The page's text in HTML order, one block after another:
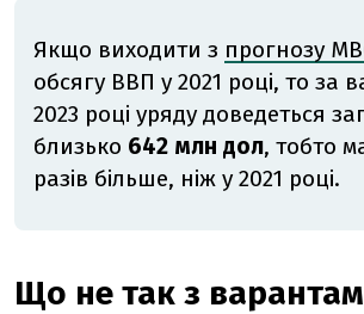
Якщо виходити з прогнозу
обсягу ВВП у 2021 році, то за
2023 році уряду доведеться
близько 642 млн дол, тобто
разів більше, ніж у 2021 році.
Що не так з